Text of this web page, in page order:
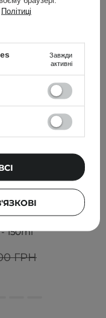
- Кремовий
150ml
ГРН
Політиці
Завжди
активні